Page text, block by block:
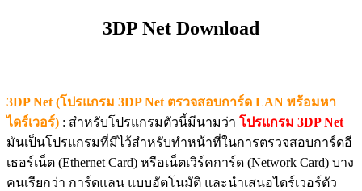
3DP Net Download
3DP Net (โปรแกรม 3DP Net ตรวจสอบการ์ด LAN พร้อมหา
ไดร์เวอร์) : สำหรับโปรแกรมตัวนี้มีนามว่า โปรแกรม 3DP Net
มันเป็นโปรแกรมที่มีไว้สำหรับทำหน้าที่ในการตรวจสอบการ์ดอี
เธอร์เน็ต (Ethernet Card) หรือเน็ตเวิร์คการ์ด (Network Card) บาง
คนเรียกว่า การ์ดแลน แบบอัตโนมัติ และนำเสนอไดร์เวอร์ตัว